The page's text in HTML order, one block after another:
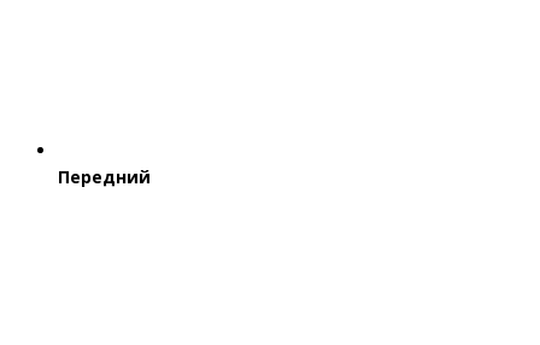
Передний